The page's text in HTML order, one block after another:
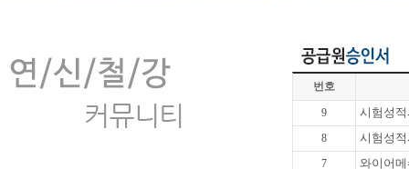
번호
9 시험성
8 시험성
7 와이어